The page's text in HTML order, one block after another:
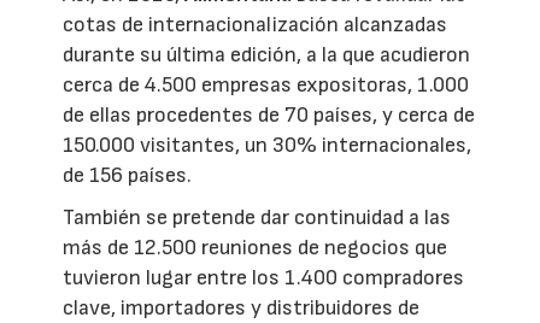
cotas de internacionalización alcanzadas
durante su última edición, a la que acudieron
cerca de 4.500 empresas expositoras, 1.000
de ellas procedentes de 70 países, y cerca de
150.000 visitantes, un 30% internacionales,
de 156 países.
También se pretende dar continuidad a las
más de 12.500 reuniones de negocios que
tuvieron lugar entre los 1.400 compradores
clave, importadores y distribuidores de